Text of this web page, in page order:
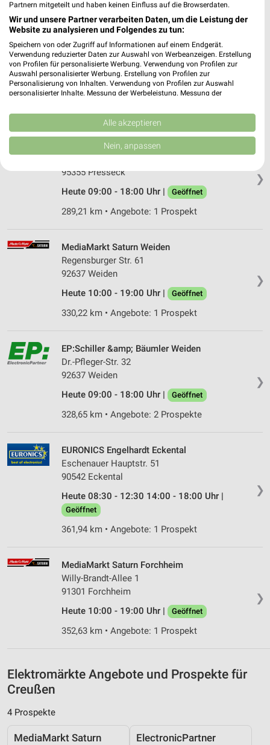
282,31 km • Angebote: 1 Prospekt
EP:Lochner Forchheim
Bayreuther Str. 119
91301 Forchheim
Heute 08:30 - 18:00 Uhr | Geöffnet
❯
EURONICS Graß Presseck
95355 Presseck
Heute 09:00 - 18:00 Uhr |
Geöffnet
289,21 km • Angebote: 1 Prospekt
❯
MediaMarkt Saturn Weiden
Regensburger Str. 61
92637 Weiden
Heute 10:00 - 19:00 Uhr |
Geöffnet
330,22 km • Angebote: 1 Prospekt
❯
EP:Schiller &amp; Bäumler Weiden
Dr.-Pfleger-Str. 32
92637 Weiden
Heute 09:00 - 18:00 Uhr |
Geöffnet
328,65 km • Angebote: 2 Prospekte
❯
EURONICS Engelhardt Eckental
Eschenauer Hauptstr. 51
90542 Eckental
Heute 08:30 - 12:30 14:00 - 18:00 Uhr |
Geöffnet
361,94 km • Angebote: 1 Prospekt
❯
MediaMarkt Saturn Forchheim
Willy-Brandt-Allee 1
91301 Forchheim
Heute 10:00 - 19:00 Uhr |
Geöffnet
352,63 km • Angebote: 1 Prospekt
Elektromärkte Angebote und Prospekte für
Creußen
4 Prospekte
MediaMarkt Saturn ElectronicPartner
Partnern mitgeteilt und haben keinen Einfluss auf die Browserdaten.
Wir und unsere Partner verarbeiten Daten, um die Leistung der
Website zu analysieren und Folgendes zu tun:
Speichern von oder Zugriff auf Informationen auf einem Endgerät.
Verwendung reduzierter Daten zur Auswahl von Werbeanzeigen. Erstellung
von Profilen für personalisierte Werbung. Verwendung von Profilen zur
Auswahl personalisierter Werbung. Erstellung von Profilen zur
Personalisierung von Inhalten. Verwendung von Profilen zur Auswahl
personalisierter Inhalte. Messung der Werbeleistung. Messung der
Kombinationen von Daten aus verschiedenen Quellen. Entwicklung und
Verbesserung der Angebote. Verwendung reduzierter Daten zur Auswahl
von Inhalten.
Daten können außerhalb der Europäischen Union weitergegeben und in die
USA gesendet werden.
Website/App.
Partnerliste anzeigen (1 IAB-Anbieter)
Wir nutzen Ihre Daten für folgende Zwecke:
Speichern von oder Zugriff auf Informationen
auf einem Endgerät
Verwendung reduzierter Daten zur Auswahl von
Erstellung von Profilen für personalisierte
Verwendung von Profilen zur Auswahl
personalisierter Werbung
Erstellung von Profilen zur Personalisierung
von Inhalten
Verwendung von Profilen zur Auswahl
Messung der Werbeleistung
Messung der Performance von Inhalten
Analyse von Zielgruppen durch Statistiken oder
Kombinationen von Daten aus verschiedenen
Verwendung reduzierter Daten zur Auswahl von
Nicht-IAB-Verarbeitungszwecke:
Notwendig
Performance
Funktional
Alle akzeptieren
Nein, anpassen